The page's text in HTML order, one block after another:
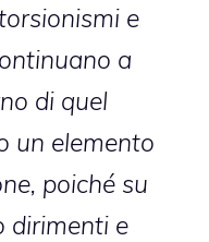
e
a
di quel
un elemento
poiché su
dirimenti e